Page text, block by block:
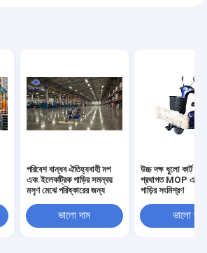
পরিবেশ বান্ধব ঐতিহ্যবাহী মপ
এবং ইলেকট্রিক গাড়ির সমন্বয়
মসৃণ মেঝে পরিষ্কারের জন্য
ভালো দাম
উচ্চ দক্ষ ধুলো কার্ট
প্রথাগত MOP এবং
গাড়ির সংমিশ্রণ
ভালো দাম